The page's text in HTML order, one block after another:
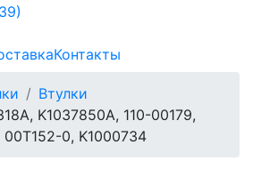
Контакты
Втулки
K1037850A, 110-00179,
0, K1000734